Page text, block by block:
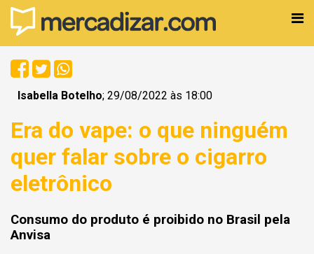
Isabella Botelho; 29/08/2022 às 18:00
Era do vape: o que ninguém
quer falar sobre o cigarro
eletrônico
Consumo do produto é proibido no Brasil pela
Anvisa